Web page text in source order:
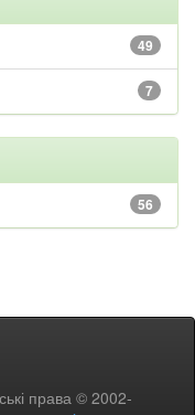
49
7
56
права © 2002-